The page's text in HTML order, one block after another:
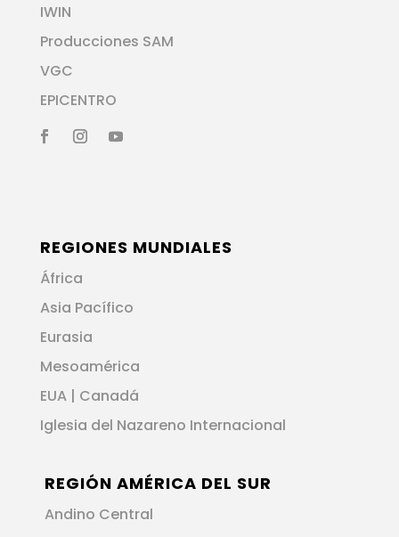
IWIN
Producciones SAM
VGC
EPICENTRO
REGIONES MUNDIALES
África
Asia Pacífico
Eurasia
Mesoamérica
EUA | Canadá
Iglesia del Nazareno Internacional
REGIÓN AMÉRICA DEL SUR
Andino Central